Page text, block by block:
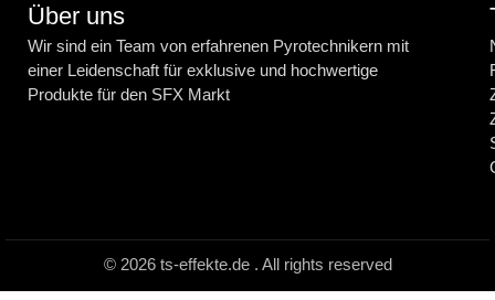
Über uns
Wir sind ein Team von erfahrenen Pyrotechnikern mit
einer Leidenschaft für exklusive und hochwertige
Produkte für den SFX Markt
© 2026 ts-effekte.de . All rights reserved